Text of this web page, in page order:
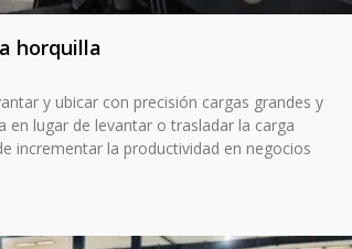
horquilla
y ubicar con precisión cargas grandes y
en lugar de levantar o trasladar la carga
incrementar la productividad en negocios